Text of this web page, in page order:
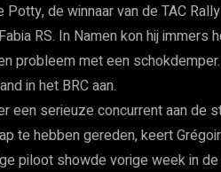
Potty, de winnaar van de TAC
RS. In Namen kon hij immers
probleem met een
in het BRC aan.
een serieuze concurrent aan de
te hebben gereden, keert
piloot showde vorige week in